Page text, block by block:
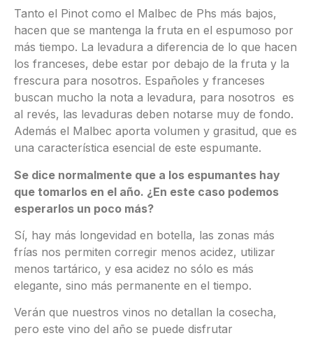
Tanto el Pinot como el Malbec de Phs más bajos,
hacen que se mantenga la fruta en el espumoso por
más tiempo. La levadura a diferencia de lo que hacen
los franceses, debe estar por debajo de la fruta y la
frescura para nosotros. Españoles y franceses
buscan mucho la nota a levadura, para nosotros es
al revés, las levaduras deben notarse muy de fondo.
Además el Malbec aporta volumen y grasitud, que es
una característica esencial de este espumante.
Se dice normalmente que a los espumantes hay
que tomarlos en el año. ¿En este caso podemos
esperarlos un poco más?
Sí, hay más longevidad en botella, las zonas más
frías nos permiten corregir menos acidez, utilizar
menos tartárico, y esa acidez no sólo es más
elegante, sino más permanente en el tiempo.
Verán que nuestros vinos no detallan la cosecha,
pero este vino del año se puede disfrutar